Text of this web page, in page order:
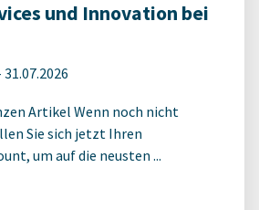
und Innovation bei
31.07.2026
Artikel Wenn noch nicht
Sie sich jetzt Ihren
um auf die neusten ...